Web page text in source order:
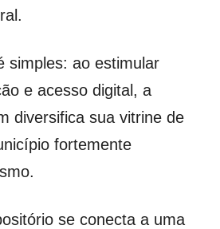
simples: ao estimular
e acesso digital, a
diversifica sua vitrine de
fortemente
se conecta a uma